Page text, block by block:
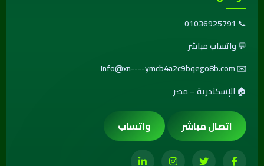
📞
01036925791
💬واتساب مباشر
✉️
info@xn----ymcb4a2c9bqego8b.com
🏠 الإسكندرية – مصر
اتصال مباشر واتساب